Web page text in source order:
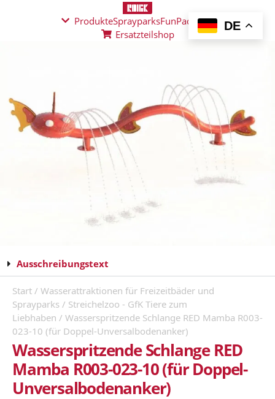
ProdukteSprayparksFunPad
News
Ersatzteilshop
Ausschreibungstext
Start / Wasserattraktionen für Freizeitbäder und
Sprayparks / Streichelzoo - GfK Tiere zum
Liebhaben / Wasserspritzende Schlange RED Mamba R003-
023-10 (für Doppel-Unversalbodenanker)
Wasserspritzende Schlange RED
Mamba R003-023-10 (für Doppel-
Unversalbodenanker)
DE